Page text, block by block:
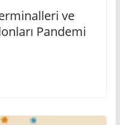
ve
Pandemi